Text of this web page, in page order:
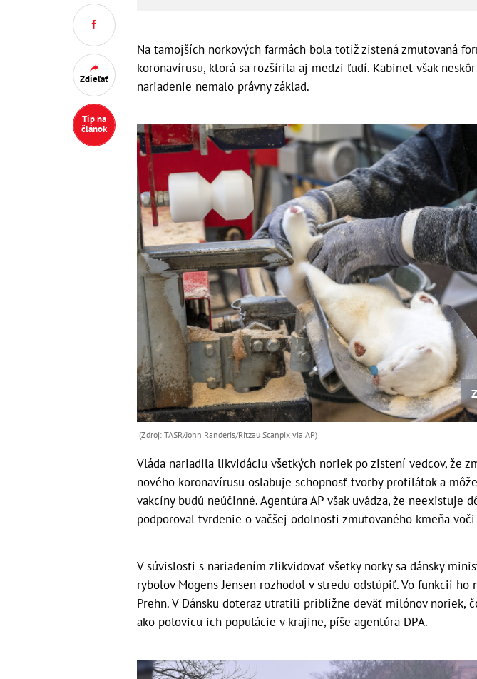
Zdieľať
Tip na
článok
Na tamojších norkových farmách bola totiž zistená zmutovaná
koronavírusu, ktorá sa rozšírila aj medzi ľudí. Kabinet však
nariadenie nemalo právny základ.
(Zdroj: TASR/John Randeris/Ritzau Scanpix via AP)
Vláda nariadila likvidáciu všetkých noriek po zistení vedcov, že
nového koronavírusu oslabuje schopnosť tvorby protilátok a
vakcíny budú neúčinné. Agentúra AP však uvádza, že neexistuje
podporoval tvrdenie o väčšej odolnosti zmutovaného kmeňa
V súvislosti s nariadením zlikvidovať všetky norky sa dánsky
rybolov Mogens Jensen rozhodol v stredu odstúpiť. Vo funkcii ho
Prehn. V Dánsku doteraz utratili približne deväť milónov noriek,
ako polovicu ich populácie v krajine, píše agentúra DPA.